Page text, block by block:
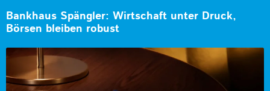
Bankhaus Spängler: Wirtschaft unter Druck,
Börsen bleiben robust